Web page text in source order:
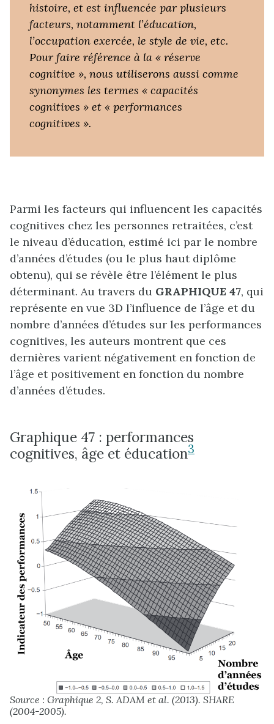
histoire, et est influencée par plusieurs
facteurs, notamment l’éducation,
l’occupation exercée, le style de vie, etc.
Pour faire référence à la « réserve
cognitive », nous utiliserons aussi comme
synonymes les termes « capacités
cognitives » et « performances
cognitives ».
Parmi les facteurs qui influencent les capacités
cognitives chez les personnes retraitées, c’est
le niveau d’éducation, estimé ici par le nombre
d’années d’études (ou le plus haut diplôme
obtenu), qui se révèle être l’élément le plus
déterminant. Au travers du GRAPHIQUE 47, qui
représente en vue 3D l’influence de l’âge et du
nombre d’années d’études sur les performances
cognitives, les auteurs montrent que ces
dernières varient négativement en fonction de
l’âge et positivement en fonction du nombre
d’années d’études.
Graphique 47 : performances
cognitives, âge et éducation3
Source : Graphique 2, S. ADAM et al. (2013). SHARE
(2004-2005).